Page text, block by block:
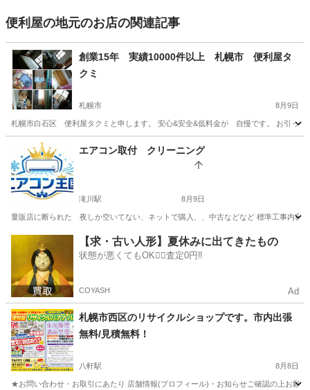
便利屋の地元のお店の関連記事
創業15年 実績10000件以上 札幌市 便利屋タ
クミ
札幌市 8月9日
札幌市白石区 便利屋タクミと申します。 安心&安全&低料金が 自慢です。 お引っ
便利屋 無料
エアコン取付 クリーニング
滝川駅 8月9日
量販店に断られた 夜しか空いてない、ネットで購入、、中古などなど 標準工事内容
滝川駅 便利屋
【求・古い人形】夏休みに出てきたもの
状態が悪くてもOK🙆‍♀️査定0円‼️
COYASH Ad
札幌市西区のリサイクルショップです。市内出張
無料/見積無料！
八軒駅 8月8日
★お問い合わせ・お取引にあたり 店舗情報(プロフィール)・お知らせご確認の上お願